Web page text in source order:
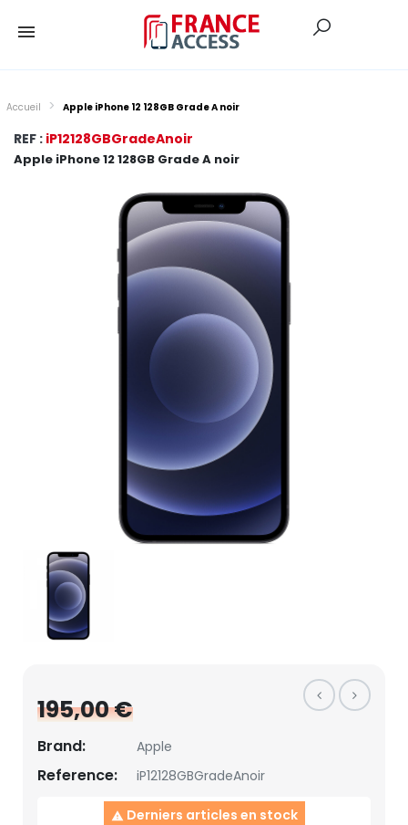
Accueil Apple iPhone 12 128GB Grade A noir
REF : iP12128GBGradeAnoir
Apple iPhone 12 128GB Grade A noir
195,00 €
Brand: Apple
Reference: iP12128GBGradeAnoir
 Derniers articles en stock